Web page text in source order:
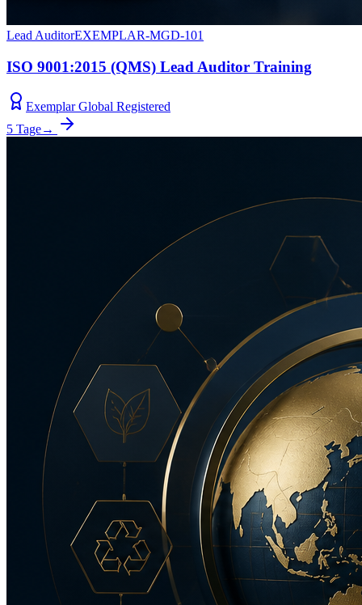
Lead AuditorEXEMPLAR-MGD-101
ISO 9001:2015 (QMS) Lead Auditor Training
Exemplar Global Registered
5 Tage→